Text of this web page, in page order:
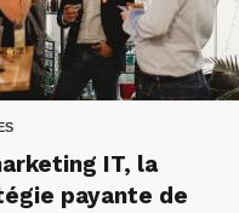
IT, la
payante de